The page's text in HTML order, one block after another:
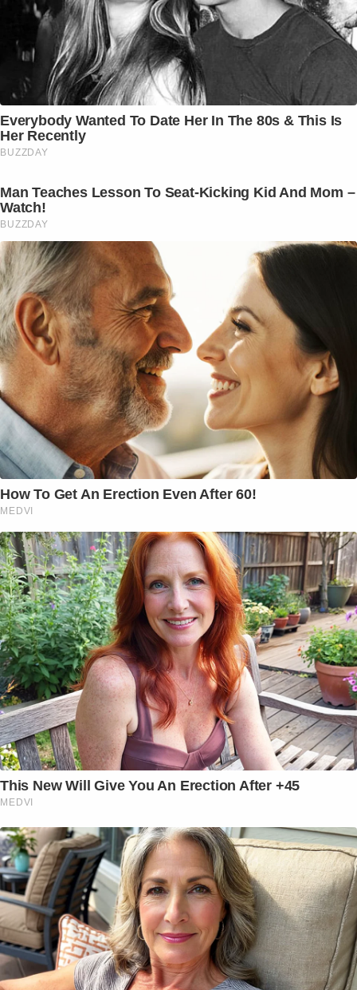
Everybody Wanted To Date Her In The 80s & This Is
Her Recently
BUZZDAY
Man Teaches Lesson To Seat-Kicking Kid And Mom –
Watch!
BUZZDAY
How To Get An Erection Even After 60!
MEDVI
This New Will Give You An Erection After +45
MEDVI